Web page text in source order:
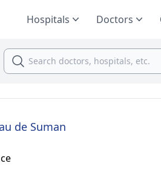
Hospitals Doctors
de Suman